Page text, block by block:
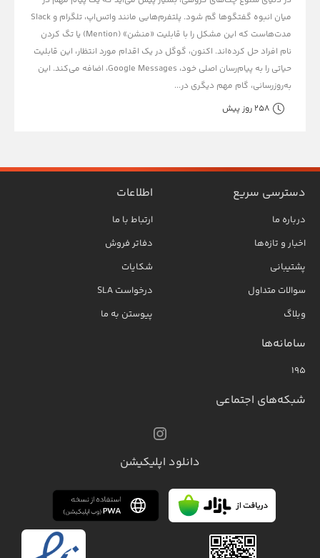
میان انبوه گفتگوها گم شود. پلتفرم‌هایی مانند واتس‌اپ، تلگرام و Slack
مدت‌هاست که این مشکل را با قابلیت «منشن» (Mention) یا تگ کردن
نام افراد حل کرده‌اند. اکنون، گوگل در یک اقدام مورد انتظار، این قابلیت
حیاتی را به پیام‌رسان اصلی خود، Google Messages، اضافه می‌کند. این
به‌روزرسانی، گام مهم دیگری در...
258 روز پیش
دسترسی سریع
درباره ما
اخبار و تازه‌ها
پشتیبانی
سوالات متداول
وبلاگ
اطلاعات
ارتباط با ما
دفاتر فروش
شکایات
درخواست SLA
پیوستن به ما
سامانه‌ها
۱۹۵
شبکه‌های اجتماعی
دانلود اپلیکیشن